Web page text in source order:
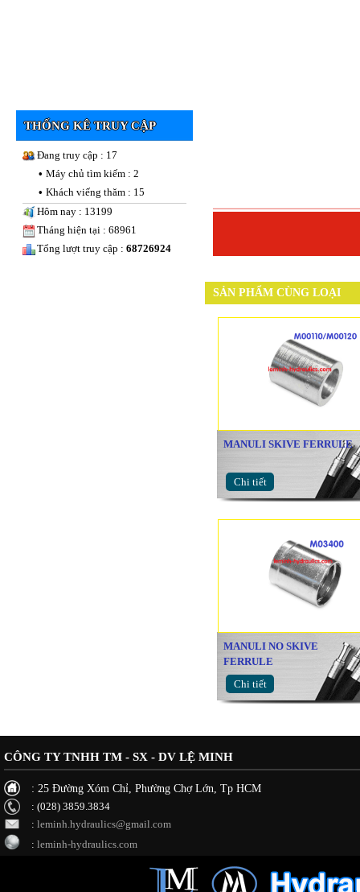
THỐNG KÊ TRUY CẬP
Đang truy cập : 17
• Máy chủ tìm kiếm : 2
• Khách viếng thăm : 15
Hôm nay : 13199
Tháng hiện tại : 68961
Tổng lượt truy cập : 68726924
SẢN PHẨM CÙNG LOẠI
MANULI SKIVE FERRULE
Chi tiết
MANULI NO SKIVE
FERRULE
Chi tiết
CÔNG TY TNHH TM - SX - DV LỆ MINH
: 25 Đường Xóm Chỉ, Phường Chợ Lớn, Tp HCM
: (028) 3859.3834
: leminh.hydraulics@gmail.com
: leminh-hydraulics.com